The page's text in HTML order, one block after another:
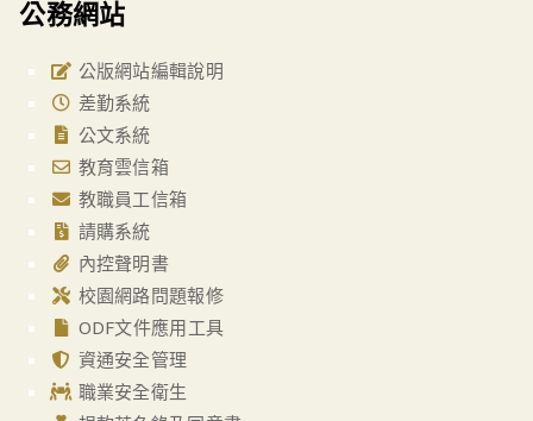
公務網站
公版網站編輯說明
差勤系統
公文系統
教育雲信箱
教職員工信箱
請購系統
內控聲明書
校園網路問題報修
ODF文件應用工具
資通安全管理
職業安全衛生